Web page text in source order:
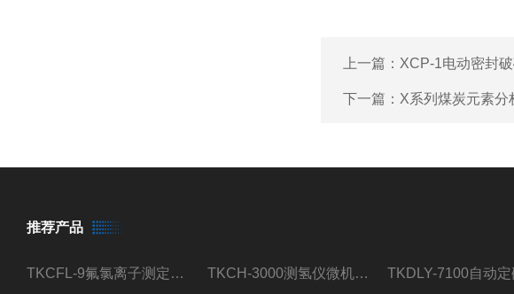
上一篇： XCP-1电动密封
下一篇： X系列煤炭元素分
推荐产品
TKCFL-9氟氯离子测定仪自动煤质检测 TKCH-3000测氢仪微机氢元素测定煤质检测